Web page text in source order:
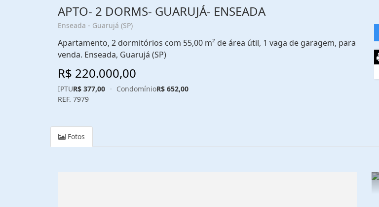
APTO- 2 DORMS- GUARUJÁ- ENSEADA
Enseada - Guarujá (SP)
Apartamento, 2 dormitórios com 55,00 m² de área útil, 1 vaga de garagem, para
venda. Enseada, Guarujá (SP)
R$ 220.000,00
IPTUR$ 377,00 · CondomínioR$ 652,00
REF. 7979
Fotos